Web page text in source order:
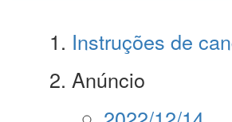
Instruções de
Anúncio